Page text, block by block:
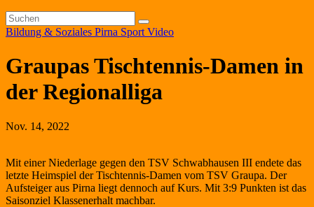
Bildung & Soziales Pirna Sport Video
Graupas Tischtennis-Damen in
der Regionalliga
Nov. 14, 2022
Mit einer Niederlage gegen den TSV Schwabhausen III endete das
letzte Heimspiel der Tischtennis-Damen vom TSV Graupa. Der
Aufsteiger aus Pirna liegt dennoch auf Kurs. Mit 3:9 Punkten ist das
Saisonziel Klassenerhalt machbar.